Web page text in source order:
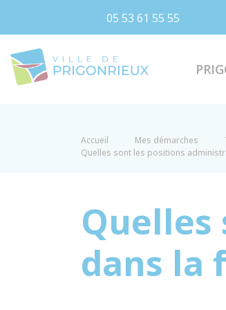
05 53 61 55 55
Accueil Mes démarches
Quelles sont les positions
dans la